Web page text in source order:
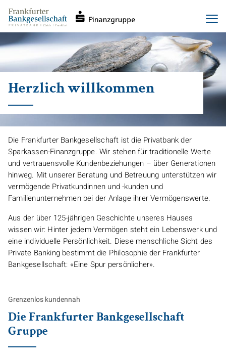
zum
Inhalt
Herzlich willkommen
Die Frankfurter Bankgesellschaft ist die Privatbank der
Sparkassen-Finanzgruppe. Wir stehen für traditionelle Werte
und vertrauensvolle Kundenbeziehungen – über Generationen
hinweg. Mit unserer Beratung und Betreuung unterstützen wir
vermögende Privatkundinnen und -kunden und
Familienunternehmen bei der Anlage ihrer Vermögenswerte.
Aus der über 125-jährigen Geschichte unseres Hauses
wissen wir: Hinter jedem Vermögen steht ein Lebenswerk und
eine individuelle Persönlichkeit. Diese menschliche Sicht des
Private Banking bestimmt die Philosophie der Frankfurter
Bankgesellschaft: «Eine Spur persönlicher».
Grenzenlos kundennah
Die Frankfurter Bankgesellschaft
Gruppe